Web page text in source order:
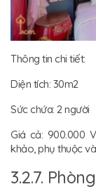
Thông tin chi tiết:
Diện tích: 30m2
Sức chứa: 2 người
Giá cả: 900.000
khảo, phụ thuộc
3.2.7.